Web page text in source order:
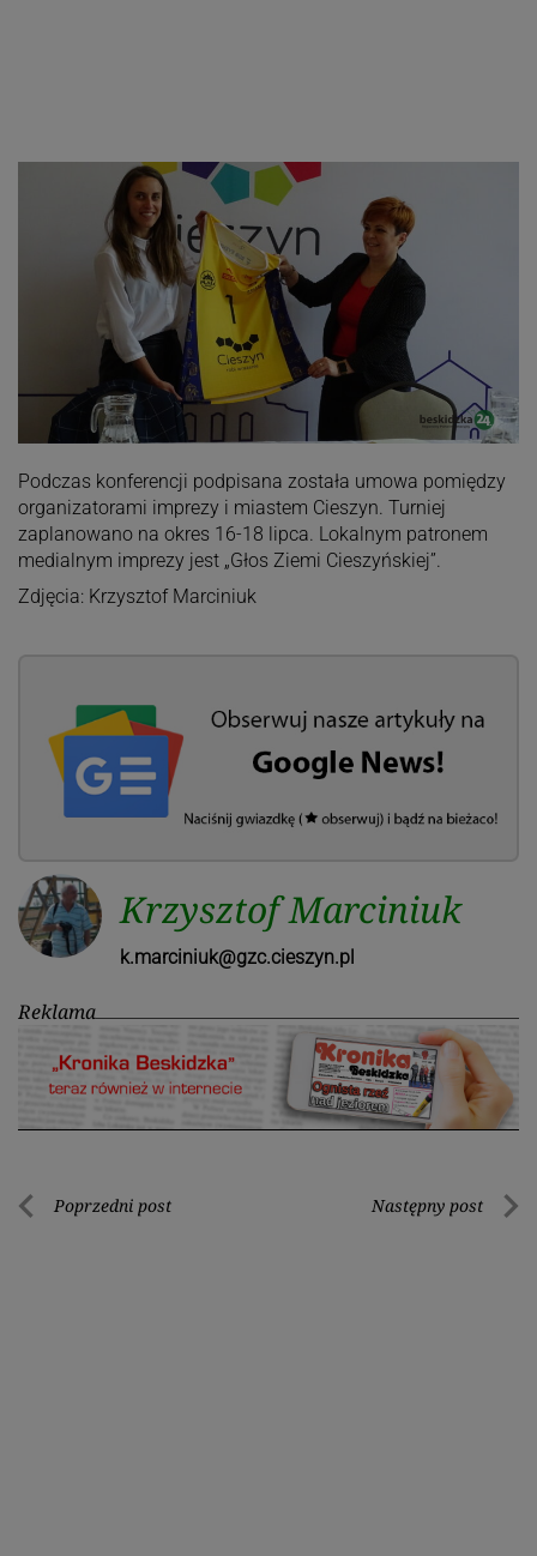
Podczas konferencji podpisana została umowa pomiędzy
organizatorami imprezy i miastem Cieszyn. Turniej
zaplanowano na okres 16-18 lipca. Lokalnym patronem
medialnym imprezy jest „Głos Ziemi Cieszyńskiej”.
Zdjęcia: Krzysztof Marciniuk
Krzysztof Marciniuk
k.marciniuk@gzc.cieszyn.pl
Reklama
Nawigacja
Poprzedni post Następny post